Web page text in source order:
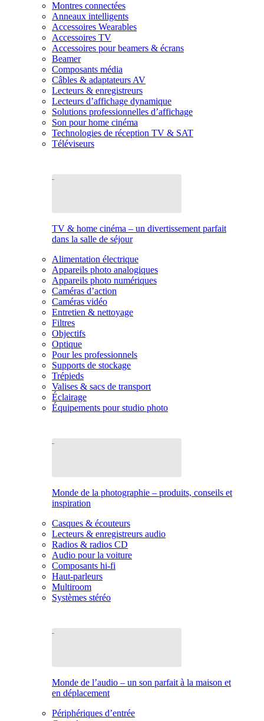
Montres connectées
Anneaux intelligents
Accessoires Wearables
Accessoires TV
Accessoires pour beamers & écrans
Beamer
Composants média
Câbles & adaptateurs AV
Lecteurs & enregistreurs
Lecteurs d’affichage dynamique
Solutions professionnelles d’affichage
Son pour home cinéma
Technologies de réception TV & SAT
Téléviseurs
TV & home cinéma – un divertissement parfait
dans la salle de séjour
Alimentation électrique
Appareils photo analogiques
Appareils photo numériques
Caméras d’action
Caméras vidéo
Entretien & nettoyage
Filtres
Objectifs
Optique
Pour les professionnels
Supports de stockage
Trépieds
Valises & sacs de transport
Éclairage
Équipements pour studio photo
Monde de la photographie – produits, conseils et
inspiration
Casques & écouteurs
Lecteurs & enregistreurs audio
Radios & radios CD
Audio pour la voiture
Composants hi-fi
Haut-parleurs
Multiroom
Systèmes stéréo
Monde de l’audio – un son parfait à la maison et
en déplacement
Périphériques d’entrée